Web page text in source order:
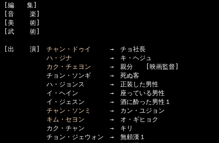
[編　　集]
[音    楽]
[美    術]
[武    術]
[出    演] チャン・ドゥイ
→　チョ社長
ハ・ジナ →　キ・ヘジュ
カク・チェヨン →　親分　　[映画監督]
      　　　チョン・ソンギ　　　→　死ぬ客
      　　　ハ・ジョンス　　　　→　正装した男性
      　　　イ・ヘイン　　　　　→　座っている男性
      　　　イ・ジェスン　　　　→　酒に酔った男性１
チャン・ソンミ
→　カン・ユジョン
キム・セヨン →　オ・ギヒョク
      　　　カク・チャン　　　　→　キリ
      　　　チョン・ジェウォン　→　無頼漢１